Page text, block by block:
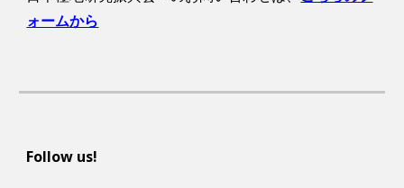
ォームから
Follow us!